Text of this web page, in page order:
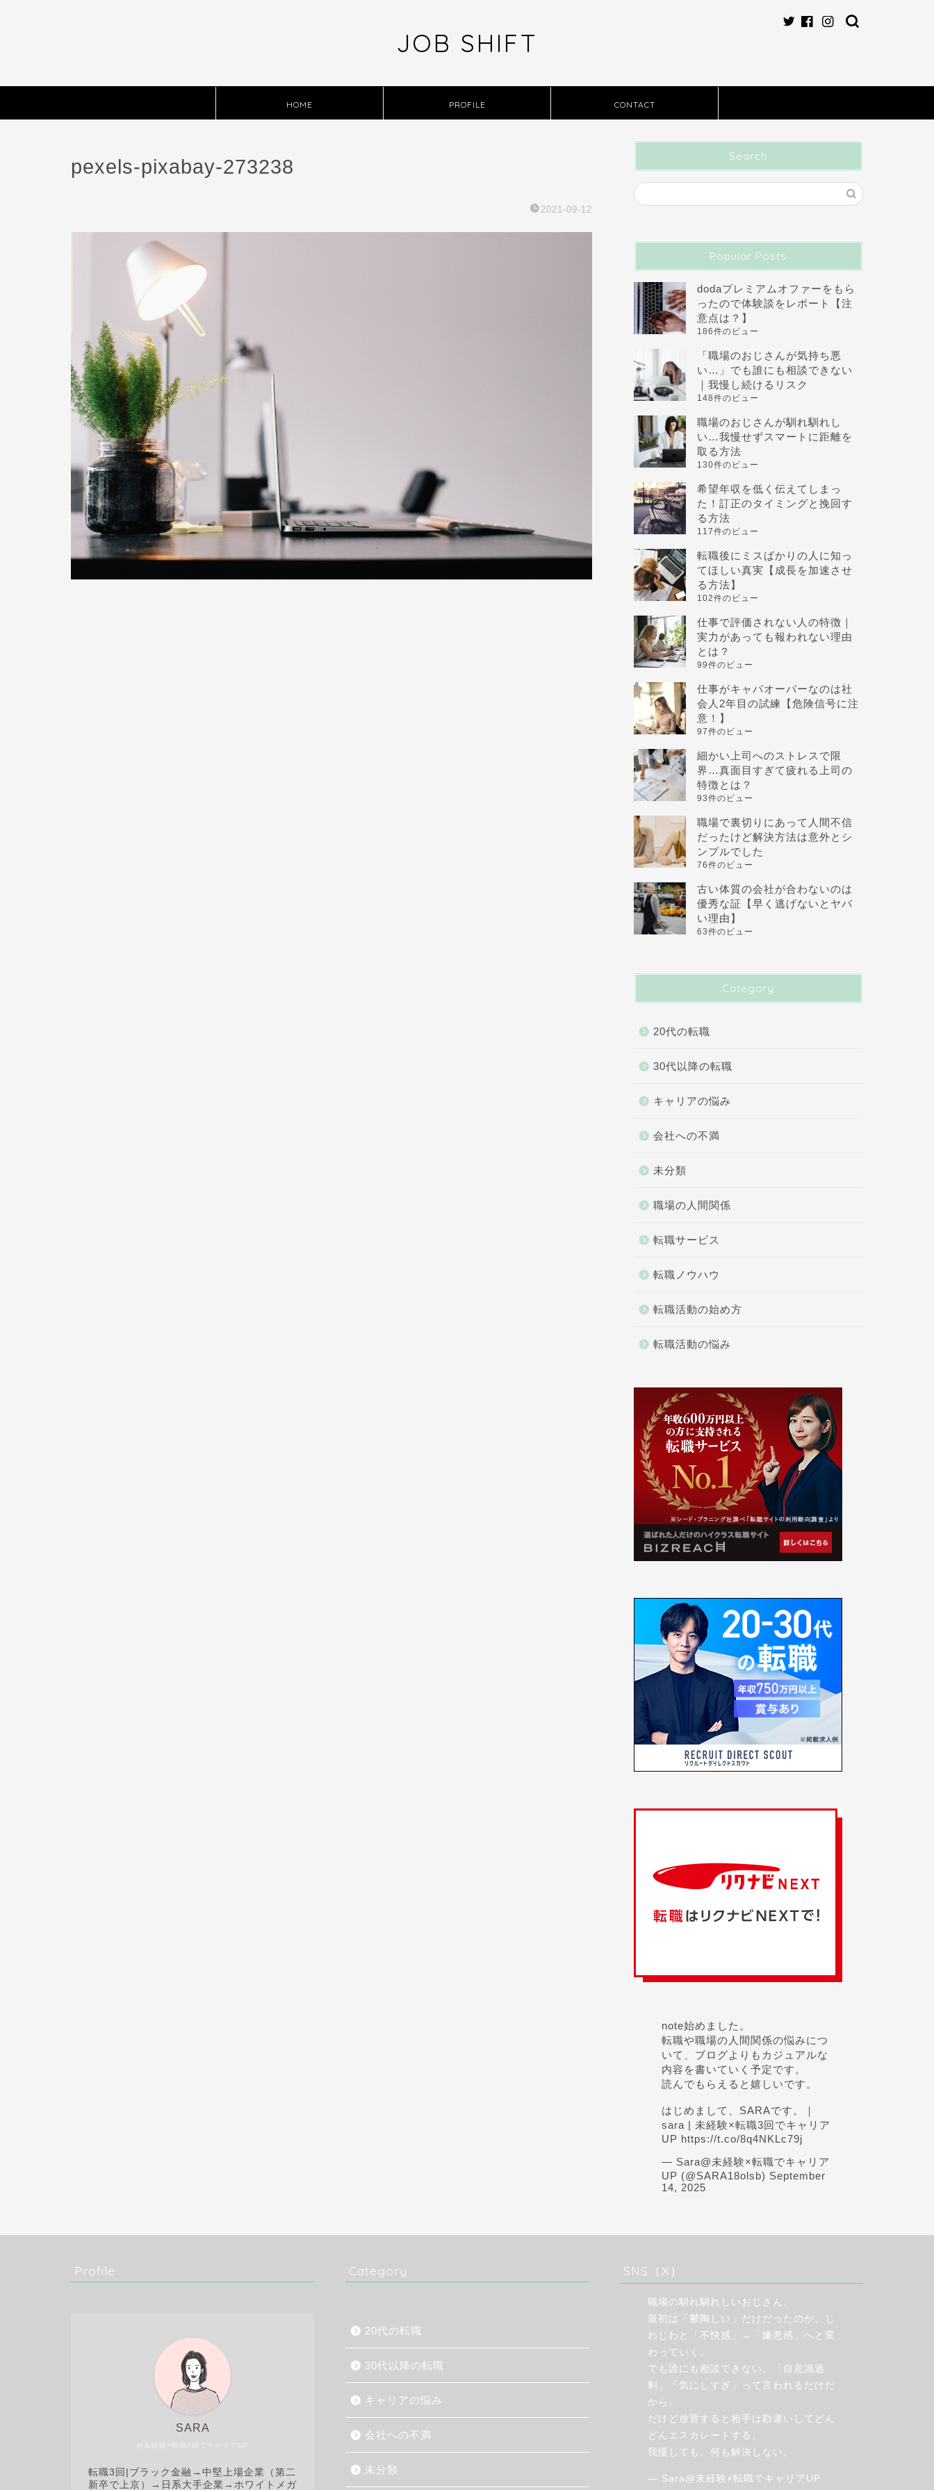
JOB SHIFT
HOME PROFILE CONTACT
pexels-pixabay-273238
2021-09-12
Search
Popular Posts
dodaプレミアムオファーをもら
ったので体験談をレポート【注
意点は？】
186件のビュー
「職場のおじさんが気持ち悪
い…」でも誰にも相談できない
｜我慢し続けるリスク
148件のビュー
職場のおじさんが馴れ馴れし
い…我慢せずスマートに距離を
取る方法
130件のビュー
希望年収を低く伝えてしまっ
た！訂正のタイミングと挽回す
る方法
117件のビュー
転職後にミスばかりの人に知っ
てほしい真実【成長を加速させ
る方法】
102件のビュー
仕事で評価されない人の特徴｜
実力があっても報われない理由
とは？
99件のビュー
仕事がキャパオーバーなのは社
会人2年目の試練【危険信号に注
意！】
97件のビュー
細かい上司へのストレスで限
界…真面目すぎて疲れる上司の
特徴とは？
93件のビュー
職場で裏切りにあって人間不信
だったけど解決方法は意外とシ
ンプルでした
76件のビュー
古い体質の会社が合わないのは
優秀な証【早く逃げないとヤバ
い理由】
63件のビュー
Category
20代の転職
30代以降の転職
キャリアの悩み
会社への不満
未分類
職場の人間関係
転職サービス
転職ノウハウ
転職活動の始め方
転職活動の悩み
note始めました。
転職や職場の人間関係の悩みにつ
いて、ブログよりもカジュアルな
内容を書いていく予定です。
読んでもらえると嬉しいです。
はじめまして、SARAです。｜
sara | 未経験×転職3回でキャリア
UP https://t.co/8q4NKLc79j
— Sara@未経験×転職でキャリア
UP (@SARA18olsb) September
14, 2025
Profile
@未経験×転職3回でキャリアUP
SARA
転職3回| ブラック金融→中堅上場企業（第二
新卒で上京）→日系大手企業→ホワイトメガ
Category
20代の転職
30代以降の転職
キャリアの悩み
会社への不満
未分類
SNS（X）
職場の馴れ馴れしいおじさん。
最初は「鬱陶しい」だけだったのが、じ
わじわと「不快感」→「嫌悪感」へと変
わっていく。
でも誰にも相談できない。「自意識過
剰」「気にしすぎ」って言われるだけだ
から。
だけど放置すると相手は勘違いしてどん
どんエスカレートする。
我慢しても、何も解決しない。
— Sara@未経験×転職でキャリアUP